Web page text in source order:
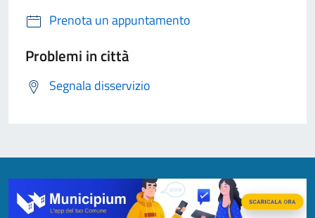
Prenota un appuntamento
Problemi in città
Segnala disservizio